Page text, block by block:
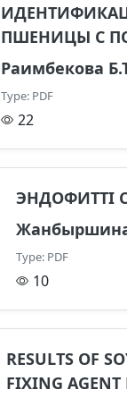
ПШЕНИЦЫ С
Раимбекова
Type: PDF
22
ЭНДОФИТТІ
Type: PDF
10
RESULTS OF
FIXING AGENT